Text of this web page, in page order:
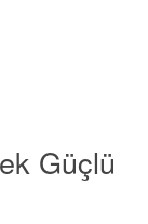
) hakkında
Güçlü